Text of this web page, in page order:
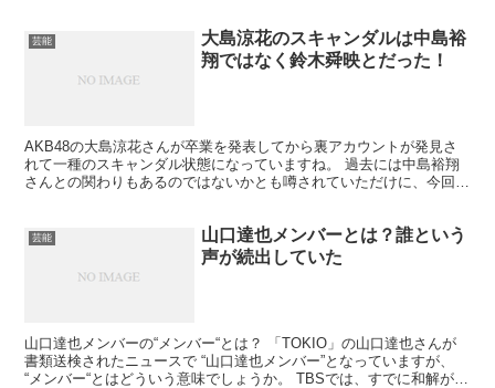
芸能
大島涼花のスキャンダルは中島裕
翔ではなく鈴木舜映とだった！
AKB48の大島涼花さんが卒業を発表してから裏アカウントが発見さ
れて一種のスキャンダル状態になっていますね。 過去には中島裕翔
さんとの関わりもあるのではないかとも噂されていただけに、今回発
芸能
山口達也メンバーとは？誰という
声が続出していた
山口達也メンバーの“メンバー“とは？ 「TOKIO」の山口達也さんが
書類送検されたニュースで “山口達也メンバー”となっていますが、
“メンバー“とはどういう意味でしょうか。 TBSでは、すでに和解が成